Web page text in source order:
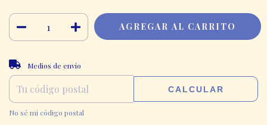
Entregas para el CP:
Medios de envío
CALCULAR
No sé mi código postal